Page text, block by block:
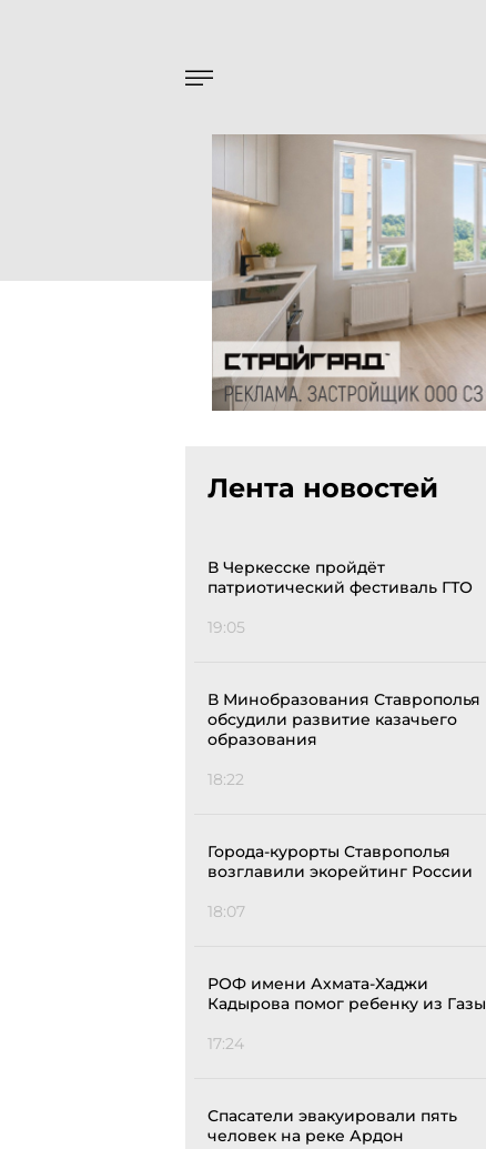
Лента новостей
В Черкесске пройдёт
патриотический фестиваль ГТО
19:05
В Минобразования Ставрополья
обсудили развитие казачьего
образования
18:22
Города-курорты Ставрополья
возглавили экорейтинг России
18:07
РОФ имени Ахмата-Хаджи
Кадырова помог ребенку из Газы
17:24
Спасатели эвакуировали пять
человек на реке Ардон